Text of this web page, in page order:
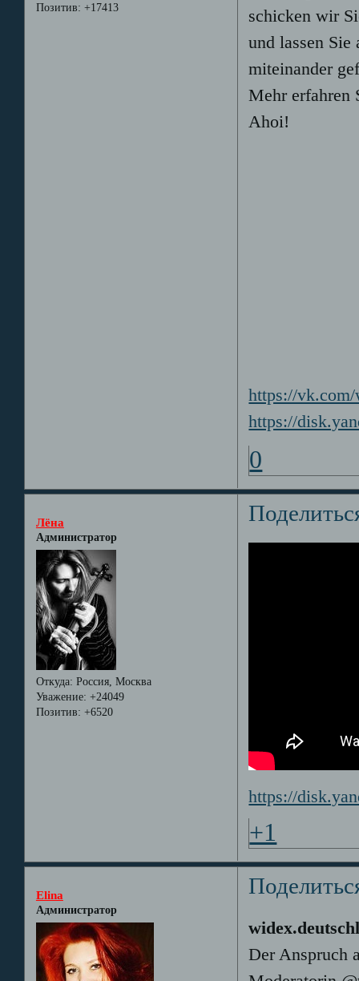
Позитив: +17413
schicken wir
und lassen Sie
miteinander
Mehr erfahren
Ahoi!
https://
https://
0
Лёна
Администратор
Откуда: Россия, Москва
Уважение: +24049
Позитив: +6520
https://
+1
Elina
Администратор
Der Anspruch